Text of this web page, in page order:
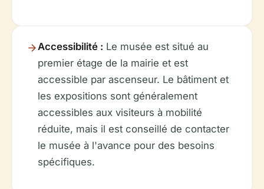
Accessibilité : Le musée est situé au
premier étage de la mairie et est
accessible par ascenseur. Le bâtiment et
les expositions sont généralement
accessibles aux visiteurs à mobilité
réduite, mais il est conseillé de contacter
le musée à l'avance pour des besoins
spécifiques.